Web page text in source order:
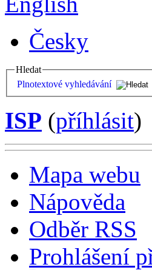
Česky
Hledat
Plnotextové vyhledávání
ISP (příhlásit)
Mapa webu
Nápověda
Odběr RSS
Prohlášení